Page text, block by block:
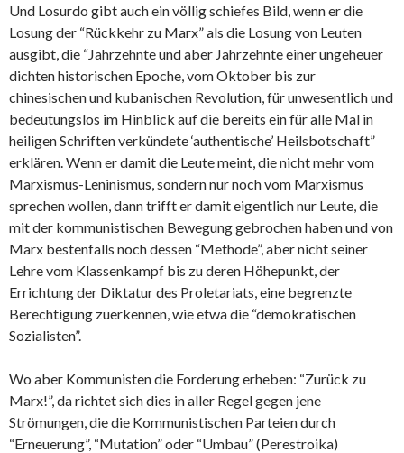
Und Losurdo gibt auch ein völlig schiefes Bild, wenn er die
Losung der “Rückkehr zu Marx” als die Losung von Leuten
ausgibt, die “Jahrzehnte und aber Jahrzehnte einer ungeheuer
dichten historischen Epoche, vom Oktober bis zur
chinesischen und kubanischen Revolution, für unwesentlich und
bedeutungslos im Hinblick auf die bereits ein für alle Mal in
heiligen Schriften verkündete ‘authentische’ Heilsbotschaft”
erklären. Wenn er damit die Leute meint, die nicht mehr vom
Marxismus-Leninismus, sondern nur noch vom Marxismus
sprechen wollen, dann trifft er damit eigentlich nur Leute, die
mit der kommunistischen Bewegung gebrochen haben und von
Marx bestenfalls noch dessen “Methode”, aber nicht seiner
Lehre vom Klassenkampf bis zu deren Höhepunkt, der
Errichtung der Diktatur des Proletariats, eine begrenzte
Berechtigung zuerkennen, wie etwa die “demokratischen
Sozialisten”.
Wo aber Kommunisten die Forderung erheben: “Zurück zu
Marx!”, da richtet sich dies in aller Regel gegen jene
Strömungen, die die Kommunistischen Parteien durch
“Erneuerung”, “Mutation” oder “Umbau” (Perestroika)